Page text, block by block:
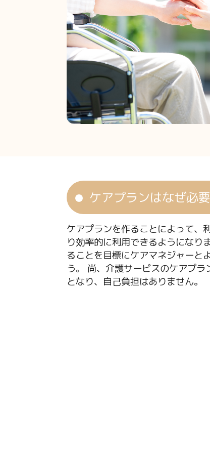
ケアプランはなぜ必
ケアプランを作ることによって、
り効率的に利用できるようになり
ることを目標にケアマネジャーと
う。 尚、介護サービスのケアプ
となり、自己負担はありません。